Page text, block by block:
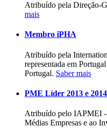
Atribuído pela Direção-
mais
Membro iPHA
Atribuído pela
representada em
Portugal. Saber mais
PME Líder 2013 e 2014
Atribuído pelo IAPMEI -
Médias Empresas e ao